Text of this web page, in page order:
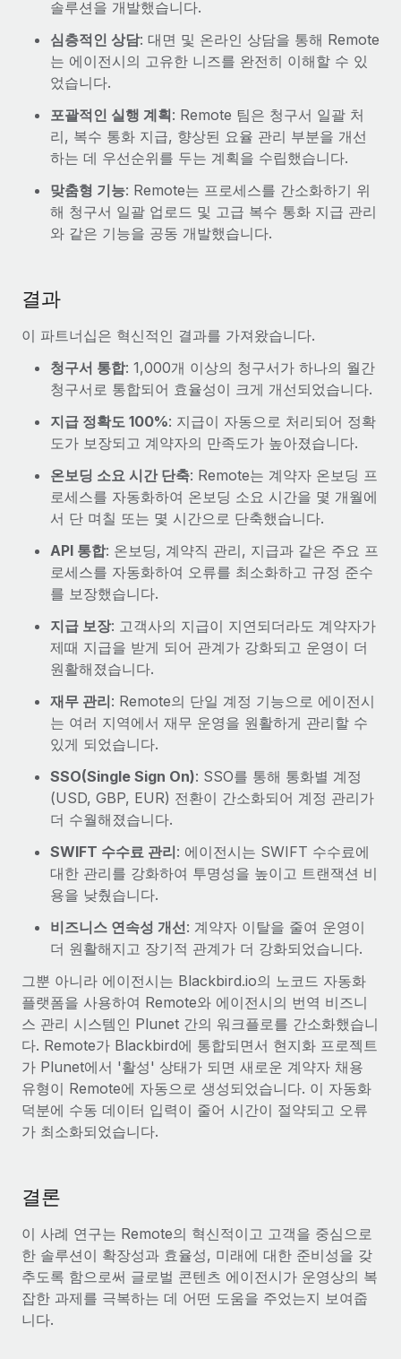
솔루션을 개발했습니다.
심층적인 상담: 대면 및 온라인 상담을 통해 Remote
는 에이전시의 고유한 니즈를 완전히 이해할 수 있
었습니다.
포괄적인 실행 계획: Remote 팀은 청구서 일괄 처
리, 복수 통화 지급, 향상된 요율 관리 부분을 개선
하는 데 우선순위를 두는 계획을 수립했습니다.
맞춤형 기능: Remote는 프로세스를 간소화하기 위
해 청구서 일괄 업로드 및 고급 복수 통화 지급 관리
와 같은 기능을 공동 개발했습니다.
결과
이 파트너십은 혁신적인 결과를 가져왔습니다.
청구서 통합: 1,000개 이상의 청구서가 하나의 월간
청구서로 통합되어 효율성이 크게 개선되었습니다.
지급 정확도 100%: 지급이 자동으로 처리되어 정확
도가 보장되고 계약자의 만족도가 높아졌습니다.
온보딩 소요 시간 단축: Remote는 계약자 온보딩 프
로세스를 자동화하여 온보딩 소요 시간을 몇 개월에
서 단 며칠 또는 몇 시간으로 단축했습니다.
API 통합: 온보딩, 계약직 관리, 지급과 같은 주요 프
로세스를 자동화하여 오류를 최소화하고 규정 준수
를 보장했습니다.
지급 보장: 고객사의 지급이 지연되더라도 계약자가
제때 지급을 받게 되어 관계가 강화되고 운영이 더
원활해졌습니다.
재무 관리: Remote의 단일 계정 기능으로 에이전시
는 여러 지역에서 재무 운영을 원활하게 관리할 수
있게 되었습니다.
SSO(Single Sign On): SSO를 통해 통화별 계정
(USD, GBP, EUR) 전환이 간소화되어 계정 관리가
더 수월해졌습니다.
SWIFT 수수료 관리: 에이전시는 SWIFT 수수료에
대한 관리를 강화하여 투명성을 높이고 트랜잭션 비
용을 낮췄습니다.
비즈니스 연속성 개선: 계약자 이탈을 줄여 운영이
더 원활해지고 장기적 관계가 더 강화되었습니다.
그뿐 아니라 에이전시는 Blackbird.io의 노코드 자동화
플랫폼을 사용하여 Remote와 에이전시의 번역 비즈니
스 관리 시스템인 Plunet 간의 워크플로를 간소화했습니
다. Remote가 Blackbird에 통합되면서 현지화 프로젝트
가 Plunet에서 '활성' 상태가 되면 새로운 계약자 채용
유형이 Remote에 자동으로 생성되었습니다. 이 자동화
덕분에 수동 데이터 입력이 줄어 시간이 절약되고 오류
가 최소화되었습니다.
결론
이 사례 연구는 Remote의 혁신적이고 고객을 중심으로
한 솔루션이 확장성과 효율성, 미래에 대한 준비성을 갖
추도록 함으로써 글로벌 콘텐츠 에이전시가 운영상의 복
잡한 과제를 극복하는 데 어떤 도움을 주었는지 보여줍
니다.